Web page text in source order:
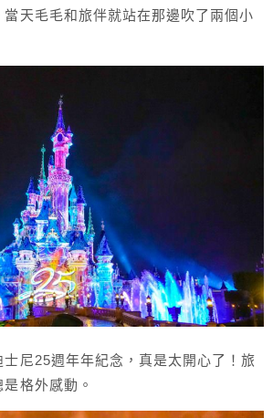
天毛毛和旅伴就站在那邊吹了兩個小
尼25週年年紀念，真是太開心了！旅
格外感動。